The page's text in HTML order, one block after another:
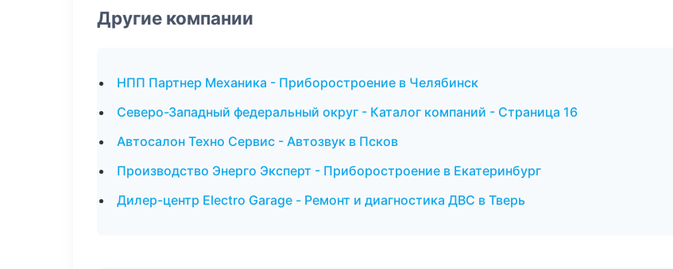
Другие компании
НПП Партнер Механика - Приборостроение в Челябинск
Северо-Западный федеральный округ - Каталог компаний - Страница 16
Автосалон Техно Сервис - Автозвук в Псков
Производство Энерго Эксперт - Приборостроение в Екатеринбург
Дилер-центр Electro Garage - Ремонт и диагностика ДВС в Тверь